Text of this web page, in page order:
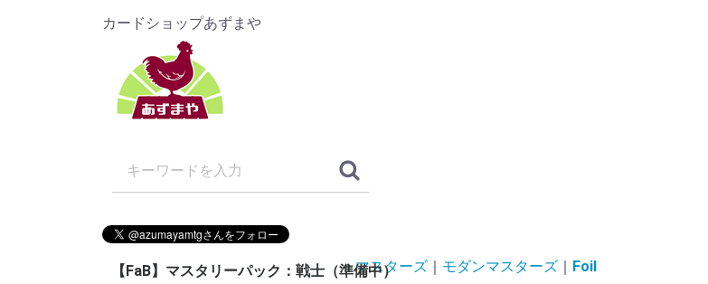
カードショップあずまや
【FaB】マスタリーパック：戦士（準備中）
マスターズ モダンマスターズ Foil